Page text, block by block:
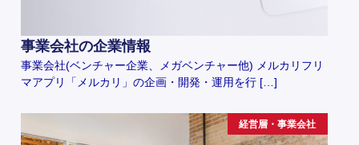
事業会社の企業情報
事業会社(ベンチャー企業、メガベンチャー他) メルカリフリ
マアプリ「メルカリ」の企画・開発・運用を行 […]
経営層・事業会社